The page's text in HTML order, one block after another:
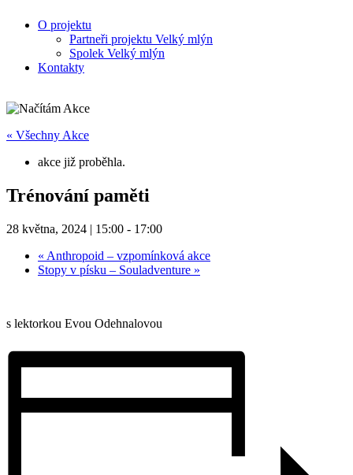
O projektu
Partneři projektu Velký mlýn
Spolek Velký mlýn
Kontakty
« Všechny Akce
akce již proběhla.
Trénování paměti
28 května, 2024 | 15:00 - 17:00
« Anthropoid – vzpomínková akce
Stopy v písku – Souladventure »
s lektorkou Evou Odehnalovou